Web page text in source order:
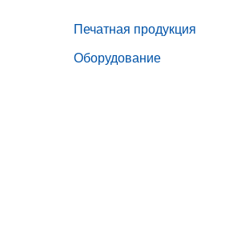
Печатная продукция
Оборудование